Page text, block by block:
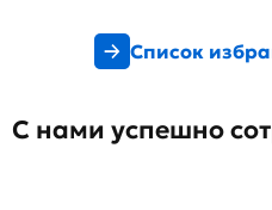
Список
С нами успешно